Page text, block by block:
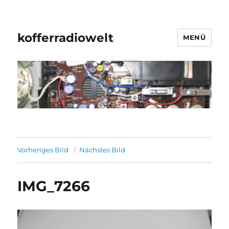
kofferradiowelt MENÜ
Vorheriges Bild Nächstes Bild
IMG_7266